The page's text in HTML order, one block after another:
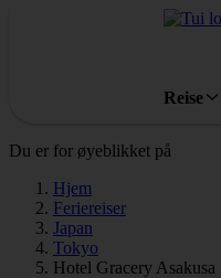
Reise
Du er for øyeblikket på
Hjem
Feriereiser
Japan
Tokyo
Hotel Gracery Asakusa